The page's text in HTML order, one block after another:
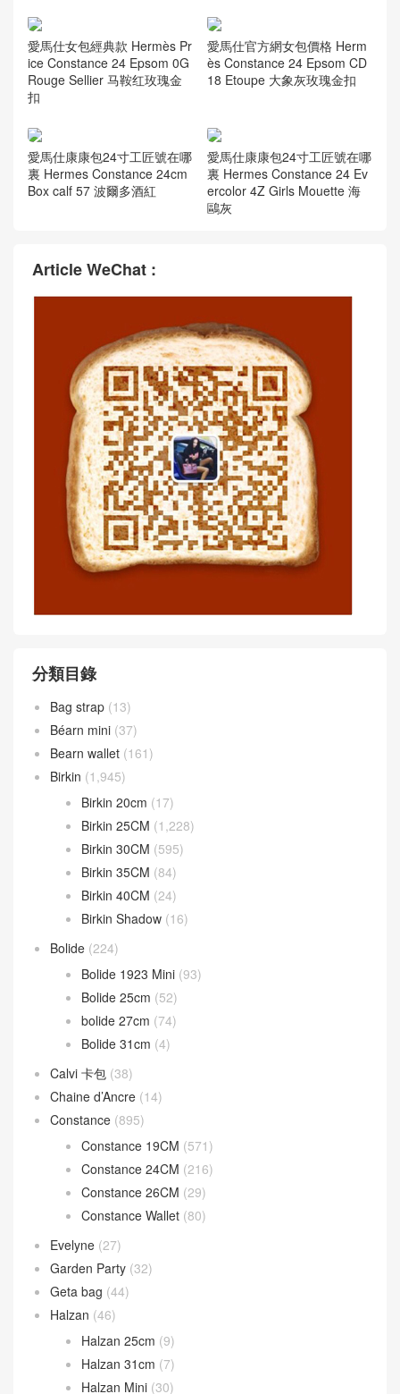
愛馬仕康康哪個顏色保值 Her
mès Constance 24 Evercolor
jaune de naples 那不勒斯黃
愛馬仕康康包官方售價 Herm
ès Constance 1-24cm 鏡子款
Epsom Noir 黑色
Hermès Constance 1-24 Eps
om 鏡子款 國旗紅
ès Constance 1-24 Epsom
鏡子款 Vert Fizz 氣泡綠
扣
愛馬仕官方網女包價格 Herm
愛馬仕康康包24寸工匠號在哪
裏 Hermes Constance 24cm
Box calf 57 波爾多酒紅
愛馬仕康康包24寸工匠號在哪
裏 Hermes Constance 24 Ev
ercolor 4Z Girls Mouette 海
鷗灰
Article WeChat :
分類目錄
Bag strap(13)
Béarn mini(37)
Bearn wallet(161)
Birkin(1,945)
Birkin 20cm (17)
Birkin 25CM (1,228)
Birkin 30CM (595)
Birkin 35CM (84)
Birkin Shadow
Bolide(224)
Bolide 1923 Mini(93)
Bolide 25cm(52)
bolide 27cm(74)
Bolide 31cm(4)
Calvi 卡包(38)
Chaine d’Ancre(14)
Constance (895)
Constance 19CM
Constance 24CM
Constance 26CM
Constance Wallet